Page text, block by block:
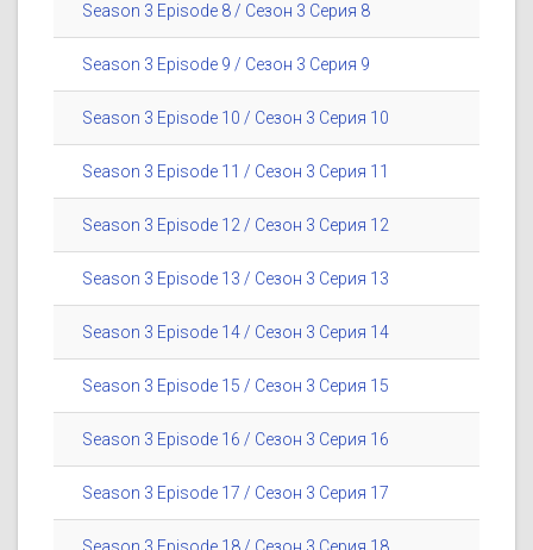
Season 3 Episode 8 / Сезон 3 Серия 8
Season 3 Episode 9 / Сезон 3 Серия 9
Season 3 Episode 10 / Сезон 3 Серия 10
Season 3 Episode 11 / Сезон 3 Серия 11
Season 3 Episode 12 / Сезон 3 Серия 12
Season 3 Episode 13 / Сезон 3 Серия 13
Season 3 Episode 14 / Сезон 3 Серия 14
Season 3 Episode 15 / Сезон 3 Серия 15
Season 3 Episode 16 / Сезон 3 Серия 16
Season 3 Episode 17 / Сезон 3 Серия 17